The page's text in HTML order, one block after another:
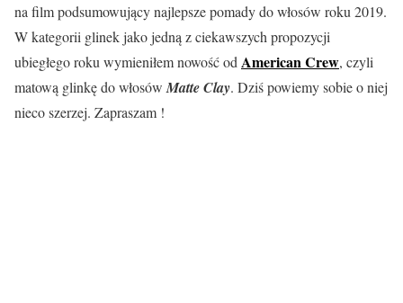
na film podsumowujący najlepsze pomady do włosów roku 2019.
W kategorii glinek jako jedną z ciekawszych propozycji
ubiegłego roku wymieniłem nowość od American Crew, czyli
matową glinkę do włosówMatte Clay. Dziś powiemy sobie o niej
nieco szerzej. Zapraszam !